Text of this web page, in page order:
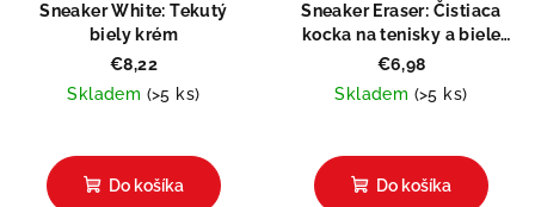
Sneaker White: Tekutý
biely krém
€8,22
Skladem (>5 ks)
hodnotenie
produktu
Do košíka
Sneaker Eraser: Čistiaca
kocka na tenisky a biele
podošvy
€6,98
Skladem (>5 ks)
hodnotenie
produktu
Do košíka